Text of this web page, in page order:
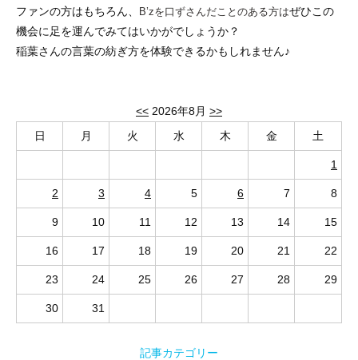
<< 2026年8月 >>
日
月 火 水 木 金 土
1
2 3 4 5 6 7 8
9 10 11 12 13 14 15
16 17 18 19 20 21 22
23 24 25 26 27 28 29
30 31
記事カテゴリー
ファンの方はもちろん、
B’zを口ずさんだことのある方はぜひこの
機会に足を運んでみてはいかがでしょうか？
稲葉さんの言葉の紡ぎ方を体験できるかもしれません♪